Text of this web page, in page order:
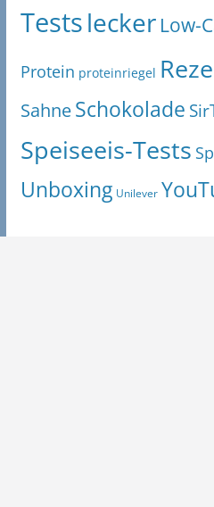
Testslecker Low-
Protein proteinriegel
SahneSchokolade
Speiseeis-Tests
Unboxing Unilever